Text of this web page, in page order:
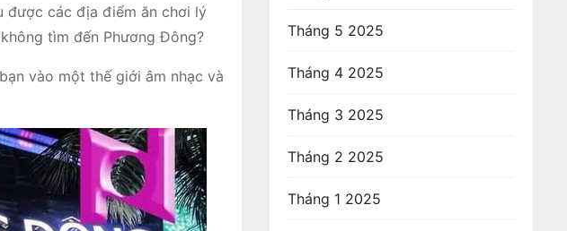
được các địa điểm ăn chơi lý
tìm đến Phương Đông?
vào một thế giới âm nhạc và
Tháng 5 2025
Tháng 4 2025
Tháng 3 2025
Tháng 2 2025
Tháng 1 2025